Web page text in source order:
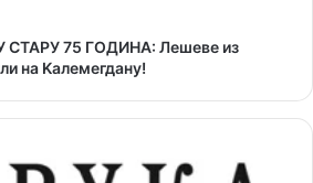
75 ГОДИНА: Лешеве из
на Kалемегдану!